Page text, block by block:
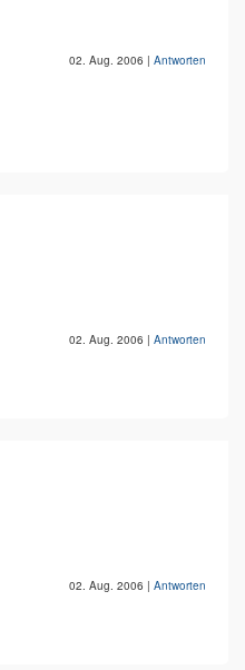
02. Aug. 2006 | Antworten
02. Aug. 2006 | Antworten
02. Aug. 2006 | Antworten